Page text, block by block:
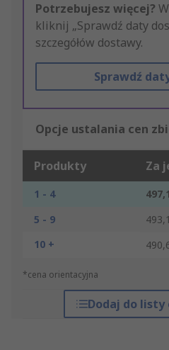
Potrzebujesz więcej?
kliknij „Sprawdź daty
szczegółów dostawy.
Sprawdź
Opcje ustalania cen
Produkty Za
1 - 4
5 - 9
10 +
*cena orientacyjna
Dodaj do listy